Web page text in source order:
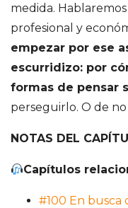
medida.
profesional y
empezar por ese
escurridizo: por
formas de pensar
perseguirlo. O de
NOTAS DEL
Capítulos
#100 En busca